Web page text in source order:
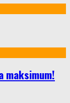
maksimum!